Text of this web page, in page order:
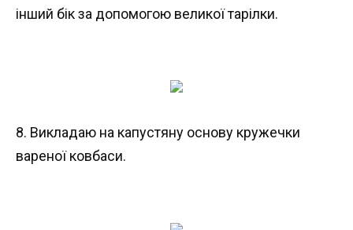
інший бік за допомогою великої тарілки.
8. Викладаю на капустяну основу кружечки
вареної ковбаси.